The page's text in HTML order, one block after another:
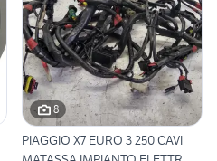
8
PIAGGIO X7 EURO 3 250 CAVI